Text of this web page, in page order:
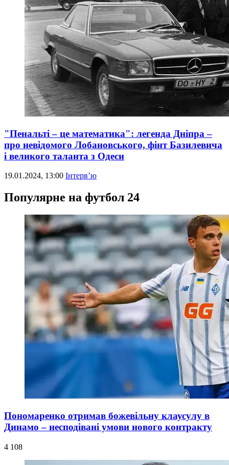
"Пенальті – це математика": легенда Дніпра –
про невідомого Лобановського, фінт Базилевича
і великого таланта з Одеси
19.01.2024, 13:00 Інтерв’ю
Популярне на футбол 24
Пономаренко отримав божевільну клаусулу в
Динамо – несподівані умови нового контракту
4 108